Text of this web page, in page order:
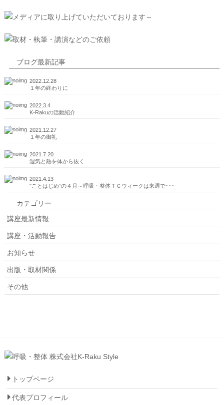
ブログ最新記事
2022.12.28
１年の終わりに
2022.3.4
K-Rakuの活動紹介
2021.12.27
１年の御礼
2021.7.20
湿気と熱を体から抜く
2021.4.13
"ことはじめ”の４月～呼吸・整体ＴＣウィークは来週で･･･
カテゴリー
講座最新情報
講座・活動報告
お知らせ
出版・取材関係
その他
トップページ
代表プロフィール